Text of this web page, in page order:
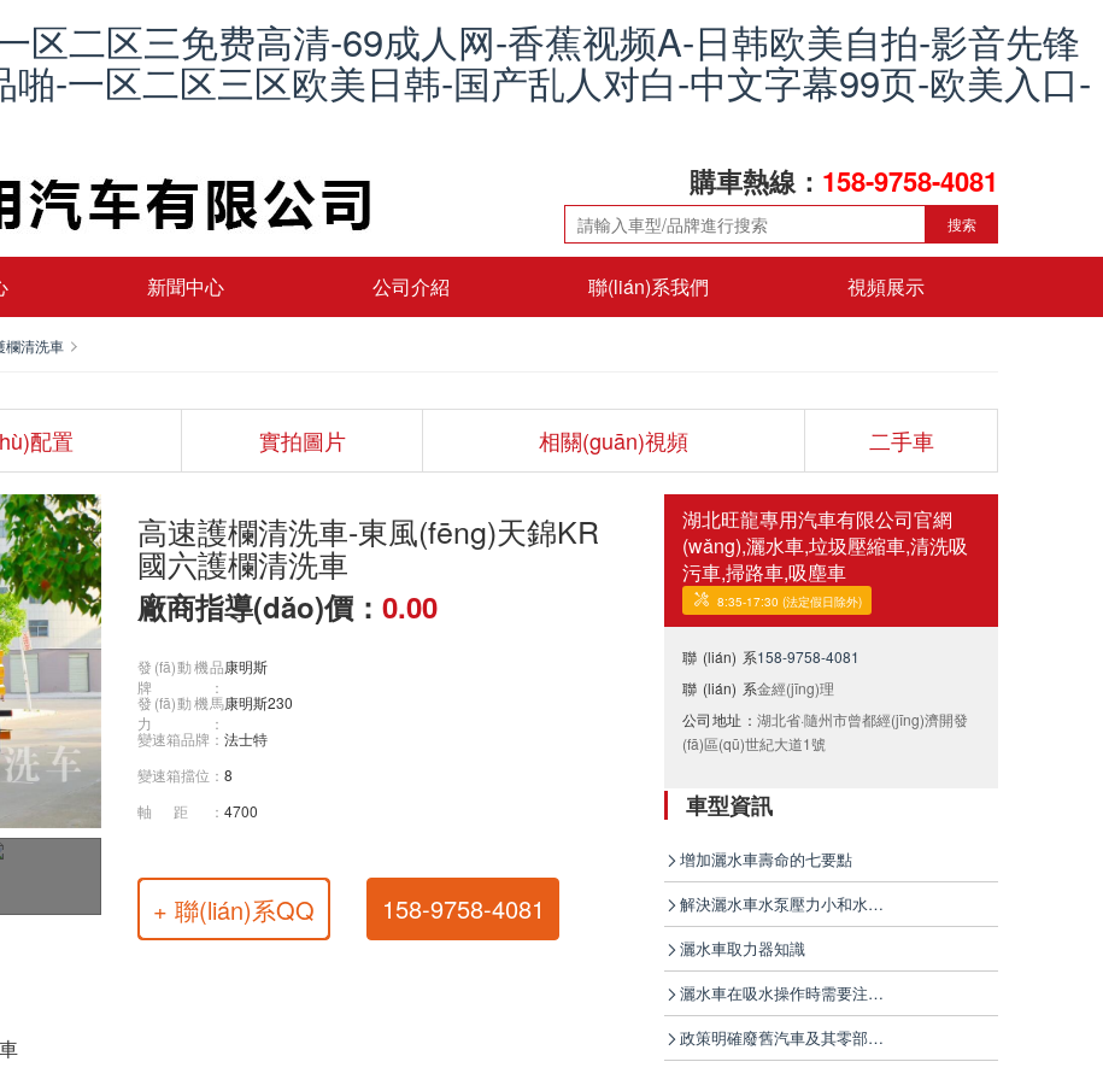
区二区三免费高清-69成人网-香蕉视频A-日韩欧美自拍-影音先锋
-一区二区三区欧美日韩-国产乱人对白-中文字幕99页-欧美入口-
購車熱線： 158-9758-4081
搜索
新聞中心 公司介紹 聯(lián)系我們 視頻展示
欄清洗車
配置 實拍圖片 相關(guān)視頻 二手車
高速護欄清洗車-東風(fēng)天錦KR
國六護欄清洗車
廠商指導(dǎo)價：0.00
發(fā)動機品
牌：
康明斯
發(fā)動機馬
力：
康明斯230
變速箱品牌：法士特
變速箱擋位：8
軸距：4700
+ 聯(lián)系QQ 158-9758-4081
湖北旺龍專用汽車有限公司官網
(wǎng),灑水車,垃圾壓縮車,清洗吸
污車,掃路車,吸塵車
8:35-17:30 (法定假日除外)
聯(lián)系
電話：
158-9758-4081
聯(lián)系
人：
金經(jīng)理
公司地址： 湖北省·隨州市曾都經(jīng)濟開發
(fā)區(qū)世紀大道1號
車型資訊
增加灑水車壽命的七要點
解決灑水車水泵壓力小和水泵漏水的問題
灑水車取力器知識
灑水車在吸水操作時需要注意的問題
政策明確廢舊汽車及其零部件進口限制條件